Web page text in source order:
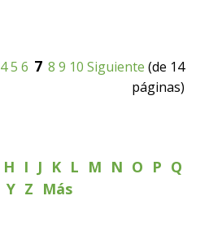
45 6 7 8 9 10 Siguiente (de 14
páginas)
H I J K L M N O P Q
Y Z Más